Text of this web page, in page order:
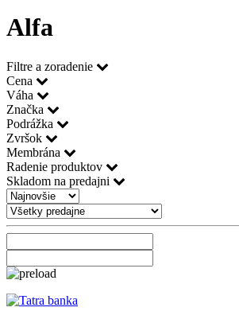
Alfa
Filtre a zoradenie
Cena
Váha
Značka
Podrážka
Zvršok
Membrána
Radenie produktov
Skladom na predajni